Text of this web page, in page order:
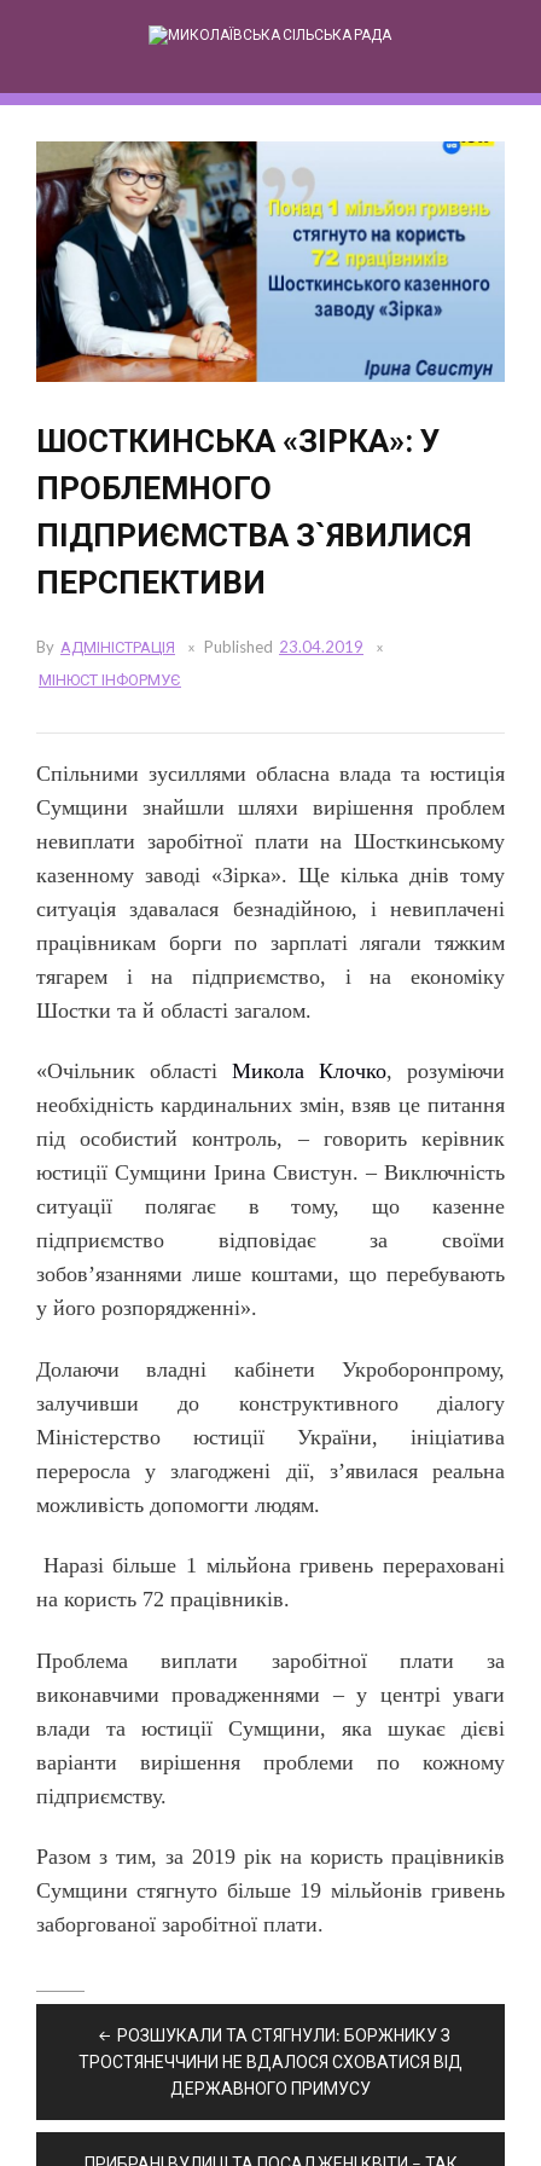
to
ШОСТКИНСЬКА «ЗІРКА»: У
ПРОБЛЕМНОГО
ПІДПРИЄМСТВА З`ЯВИЛИСЯ
ПЕРСПЕКТИВИ
By АДМІНІСТРАЦІЯ Published 23.04.2019
МІНЮСТ ІНФОРМУЄ
Спільними зусиллями обласна влада та юстиція
Сумщини знайшли шляхи вирішення проблем
невиплати заробітної плати на Шосткинському
казенному заводі «Зірка». Ще кілька днів тому
ситуація здавалася безнадійною, і невиплачені
працівникам борги по зарплаті лягали тяжким
тягарем і на підприємство, і на економіку
Шостки та й області загалом.
«Очільник області Микола Клочко, розуміючи
необхідність кардинальних змін, взяв це питання
під особистий контроль, – говорить керівник
юстиції Сумщини Ірина Свистун. – Виключність
ситуації полягає в тому, що казенне
підприємство відповідає за своїми
зобов’язаннями лише коштами, що перебувають
у його розпорядженні».
Долаючи владні кабінети Укроборонпрому,
залучивши до конструктивного діалогу
Міністерство юстиції України, ініціатива
переросла у злагоджені дії, з’явилася реальна
можливість допомогти людям.
Наразі більше 1 мільйона гривень перераховані
на користь 72 працівників.
Проблема виплати заробітної плати за
виконавчими провадженнями – у центрі уваги
влади та юстиції Сумщини, яка шукає дієві
варіанти вирішення проблеми по кожному
підприємству.
Разом з тим, за 2019 рік на користь працівників
Сумщини стягнуто більше 19 мільйонів гривень
заборгованої заробітної плати.
записівРОЗШУКАЛИ ТА СТЯГНУЛИ: БОРЖНИКУ З
ТРОСТЯНЕЧЧИНИ НЕ ВДАЛОСЯ СХОВАТИСЯ ВІД
ДЕРЖАВНОГО ПРИМУСУ